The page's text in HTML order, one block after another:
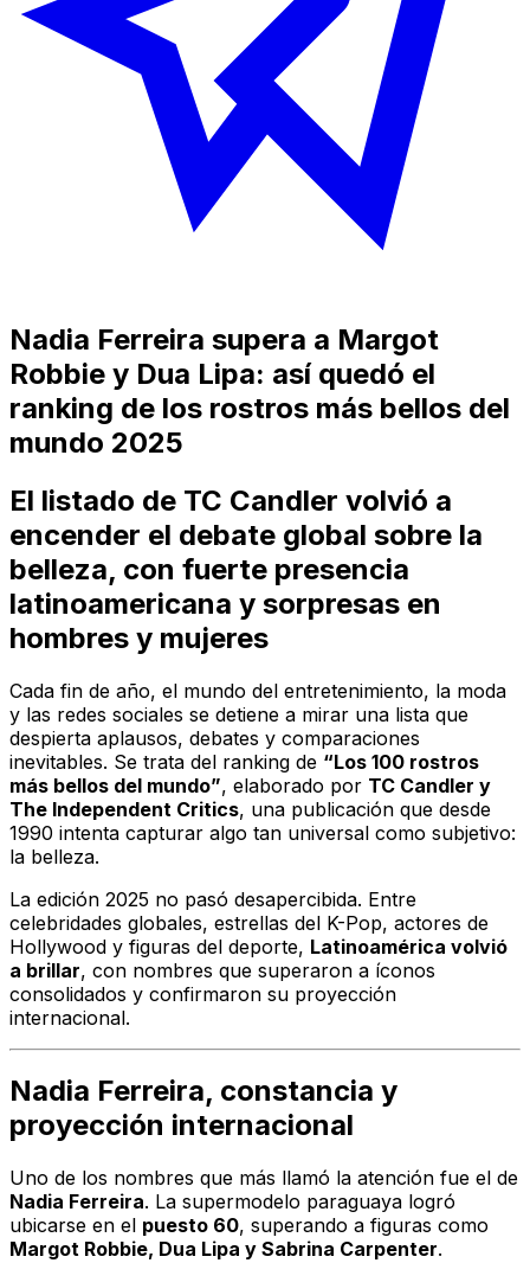
Nadia Ferreira supera a Margot
Robbie y Dua Lipa: así quedó el
ranking de los rostros más bellos del
mundo 2025
El listado de TC Candler volvió a
encender el debate global sobre la
belleza, con fuerte presencia
latinoamericana y sorpresas en
hombres y mujeres
Cada fin de año, el mundo del entretenimiento, la moda
y las redes sociales se detiene a mirar una lista que
despierta aplausos, debates y comparaciones
inevitables. Se trata del ranking de “Los 100 rostros
más bellos del mundo”, elaborado por TC Candler y
The Independent Critics, una publicación que desde
1990 intenta capturar algo tan universal como subjetivo:
la belleza.
La edición 2025 no pasó desapercibida. Entre
celebridades globales, estrellas del K-Pop, actores de
Hollywood y figuras del deporte, Latinoamérica volvió
a brillar, con nombres que superaron a íconos
consolidados y confirmaron su proyección
internacional.
Nadia Ferreira, constancia y
proyección internacional
Uno de los nombres que más llamó la atención fue el de
Nadia Ferreira. La supermodelo paraguaya logró
ubicarse en el puesto 60, superando a figuras como
Margot Robbie, Dua Lipa y Sabrina Carpenter.